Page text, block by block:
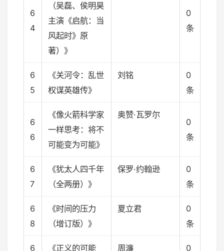
6
4
（吴磊、侯明昊
主演《启航：当
风起时》原
著）》
0
条
6
5
《关河令：乱世
权谋英雄传》
刘铭
0
条
6
6
《像火箭科学家
一样思考：将不
可能变为可能》
奥赞·瓦罗尔
0
条
6
7
《犹太人四千年
（全两册）》
保罗·约翰逊
0
条
6
8
《时间的压力
（增订版）》
夏立君
0
条
6
《正义的可能
周濂
0